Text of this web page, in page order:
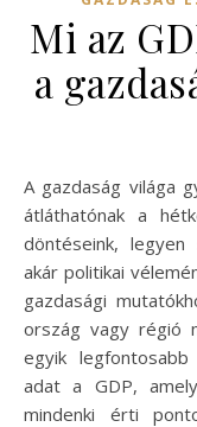
Mi az
a
A gazdaság világa gyakran tűnik bonyolultnak és nehezen
átláthatónak a
döntéseink,
akár politikai
gazdasági
ország vagy régió
egyik
adat a GDP,
mindenki érti